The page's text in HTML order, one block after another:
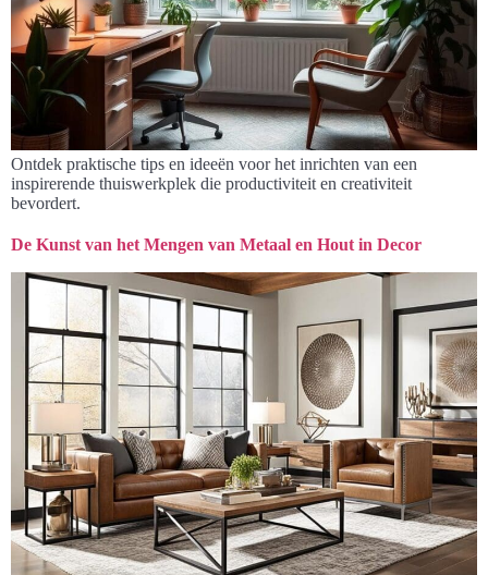
Ontdek praktische tips en ideeën voor het inrichten van een
inspirerende thuiswerkplek die productiviteit en creativiteit
bevordert.
De Kunst van het Mengen van Metaal en Hout in Decor